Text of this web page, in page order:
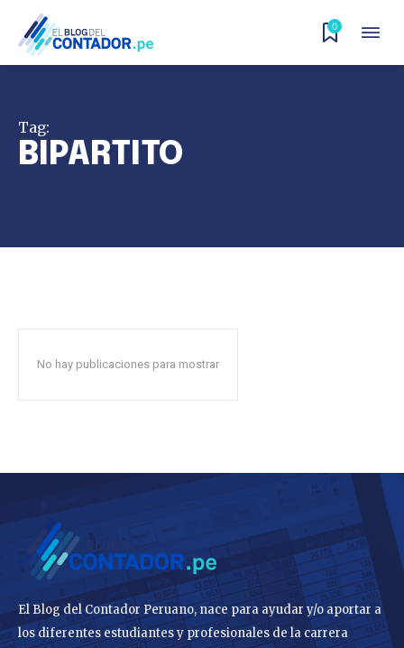
0
Tag:
BIPARTITO
No hay publicaciones para mostrar
El Blog del Contador Peruano, nace para ayudar y/o aportar a
los diferentes estudiantes y profesionales de la carrera